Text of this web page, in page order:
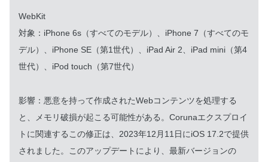
WebKit
対象：iPhone 6s（すべてのモデル）、iPhone 7（すべてのモ
デル）、iPhone SE（第1世代）、iPad Air 2、iPad mini（第4
世代）、iPod touch（第7世代）
影響：悪意を持って作成されたWebコンテンツを処理する
と、メモリ破損が起こる可能性がある。Corunaエクスプロイ
トに関連するこの修正は、2023年12月11日にiOS 17.2で提供
されました。このアップデートにより、最新バージョンの